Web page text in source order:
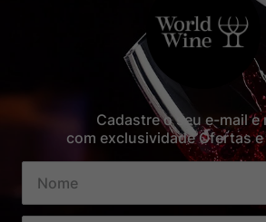
Cadastre o seu e-mail e
com exclusividade Ofertas